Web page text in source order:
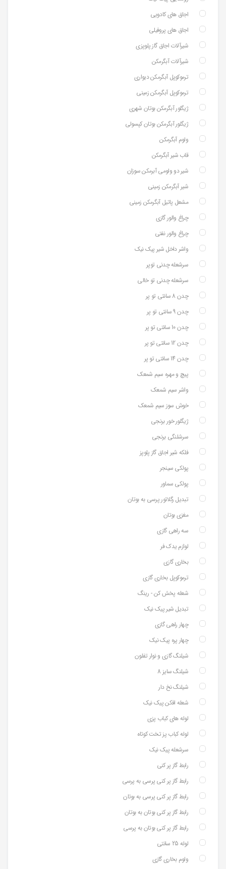
اجاق های کادویی
اجاق های پروفیلی
شیرآلات اجاق گاز پلوپزی
شیرآلات آبگرمکن
ترموکوپل آبگرمکن دیواری
ترموکوپل آبگرمکن زمینی
ژیگلور آبگرمکن بوتان شهری
ژیگلور آبگرمکن بوتان کپسولی
ولوم آبگرمکن
قاب شیر آبگرمکن
شیر دو ولومی آبرمکن سوزان
شیر آبگرمکن زمینی
مشعل پاتیل آبگرمکن زمینی
چراغ والور گازی
چراغ والور نفتی
واشر داخل شیر پیک نیک
سرشعله چدنی توپر
سرشعله چدنی تو خالی
چدن 8 سانتی تو پر
چدن 9 سانتی تو پر
چدن 10 سانتی تو پر
چدن 12 سانتی تو پر
چدن 14 سانتی تو پر
پیچ و مهره سیم شمعک
واشر سیم شمعک
خوش سوز سیم شمعک
ژیگلور خور برنجی
سرشلنگی برنجی
فلکه شیر اجاق گاز پلوپز
پولکی سینجر
پولکی سماور
تبدیل رگلاتور پرسی به بوتان
مغزی بوتان
سه راهی گازی
لوازم یدک فر
بخاری گازی
ترموکوپل بخاری گازی
شعله پخش کن - رینگ
تبدیل شیر پیک نیک
چهار راهی گازی
چهار پره پیک نیک
شیلنگ گازی و نوار تفلون
شیلنگ سایز 8
شیلنگ نخ دار
شعله افکن پیک نیک
لوله های کباب پزی
لوله کباب پز تخت کوتاه
سرشعله پیک نیک
رابط گاز پر کنی
رابط گاز پر کنی پرسی به پرسی
رابط گاز پر کنی پرسی به بوتان
رابط گاز پر کنی بوتان به بوتان
رابط گاز پر کنی بوتان به پرسی
لوله 25 سانتی
ولوم بخاری گازی